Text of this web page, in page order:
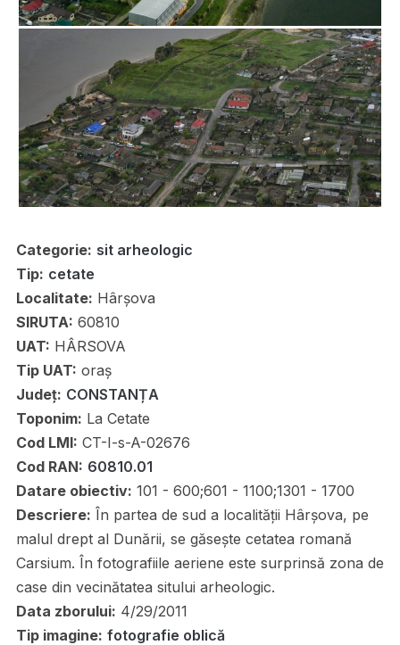
Categorie: sit arheologic
Tip: cetate
Localitate: Hârșova
SIRUTA: 60810
UAT: HÂRSOVA
Tip UAT: oraș
Județ: CONSTANȚA
Toponim: La Cetate
Cod LMI: CT-I-s-A-02676
Cod RAN: 60810.01
Datare obiectiv: 101 - 600;601 - 1100;1301 - 1700
Descriere: În partea de sud a localității Hârșova, pe
malul drept al Dunării, se găsește cetatea romană
Carsium. În fotografiile aeriene este surprinsă zona de
case din vecinătatea sitului arheologic.
Data zborului: 4/29/2011
Tip imagine: fotografie oblică